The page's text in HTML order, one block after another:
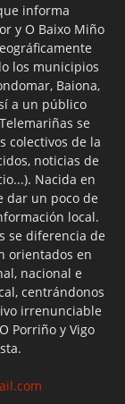
informa
y O Baixo Miño
los municipios
Baiona,
a un público
se
colectivos de la
noticias de
Nacida en
dar un poco de
local.
se diferencia de
orientados en
nacional e
centrándonos
irrenunciable
Porriño y Vigo